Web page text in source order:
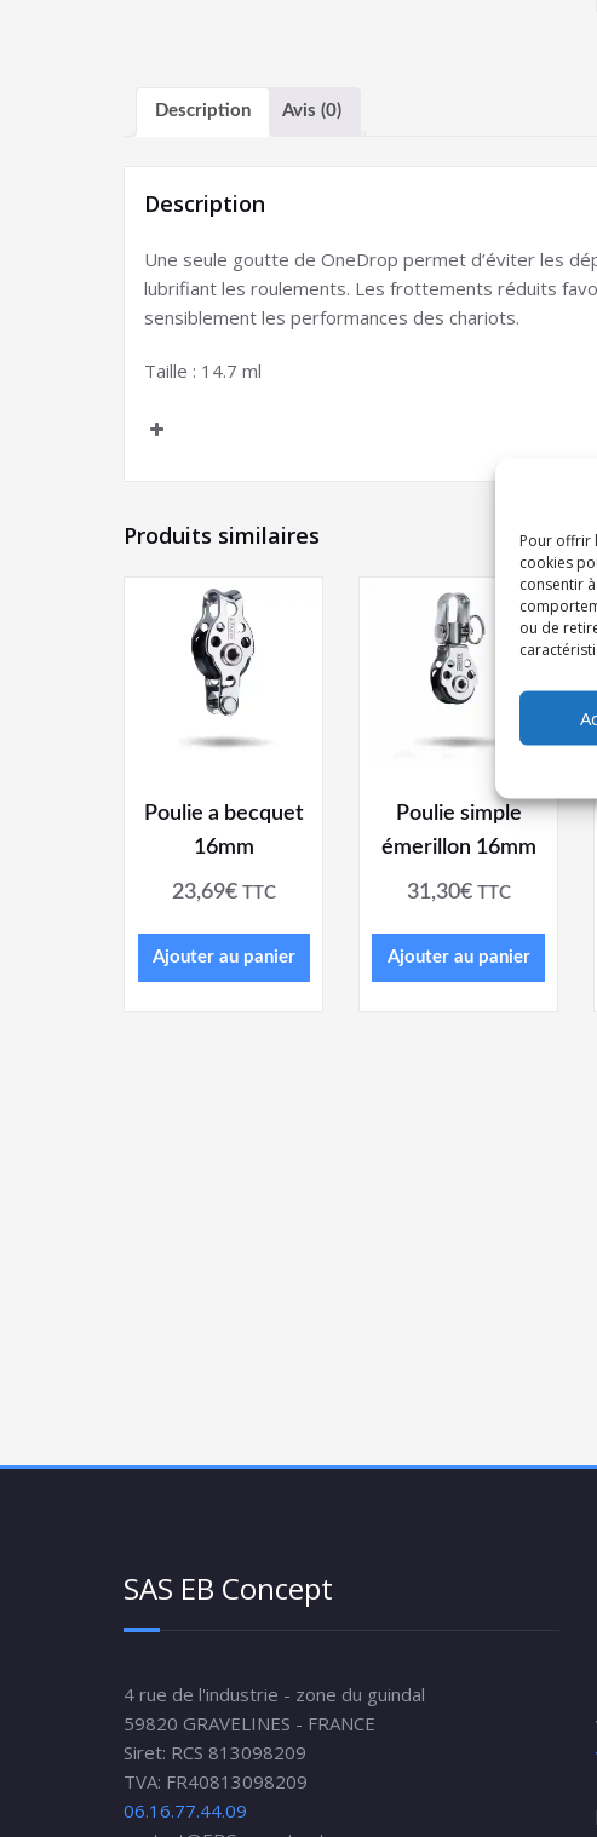
Pour offrir
cookies
consentir
ou de
Description Avis (0)
Description
Une seule goutte de OneDrop permet d’éviter les
lubrifiant les roulements. Les frottements réduits
sensiblement les performances des chariots.
Taille : 14.7 ml
Produits similaires
Poulie a becquet
16mm
23,69€ TTC
Ajouter au panier
Poulie simple
émerillon 16mm
31,30€ TTC
Ajouter au panier
SAS EB Concept
4 rue de l'industrie - zone du guindal
59820 GRAVELINES - FRANCE
Siret: RCS 813098209
TVA: FR40813098209
06.16.77.44.09